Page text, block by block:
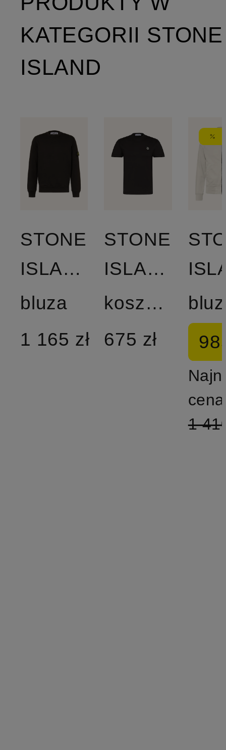
KATEGORII STONE
ISLAND
STONE
ISLAND
bluza
1 165 zł
STONE
ISLAND
koszulka
675 zł
1